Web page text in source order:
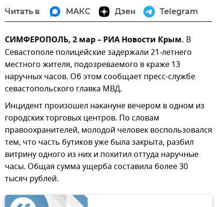
Читать в МАКС Дзен Telegram
СИМФЕРОПОЛЬ, 2 мар – РИА Новости Крым. В
Севастополе полицейские задержали 21-летнего
местного жителя, подозреваемого в краже 13
наручных часов. Об этом сообщает пресс-службе
севастопольского главка МВД.
Инцидент произошел накануне вечером в одном из
городских торговых центров. По словам
правоохранителей, молодой человек воспользовался
тем, что часть бутиков уже была закрыта, разбил
витрину одного из них и похитил оттуда наручные
часы. Общая сумма ущерба составила более 30
тысяч рублей.